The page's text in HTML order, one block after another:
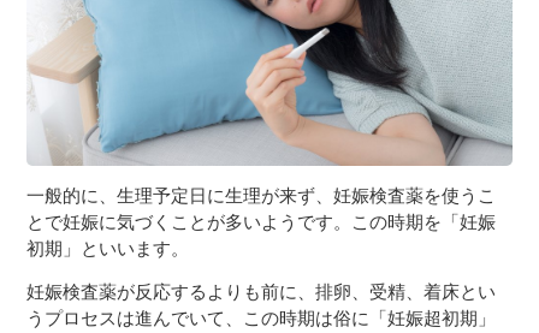
一般的に、生理予定日に生理が来ず、妊娠検査薬を使うこ
とで妊娠に気づくことが多いようです。この時期を「妊娠
初期」といいます。
妊娠検査薬が反応するよりも前に、排卵、受精、着床とい
うプロセスは進んでいて、この時期は俗に「妊娠超初期」